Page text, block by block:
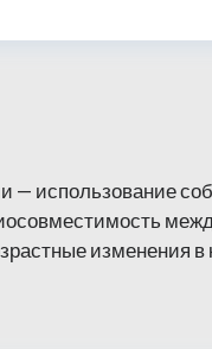
использование
изменения